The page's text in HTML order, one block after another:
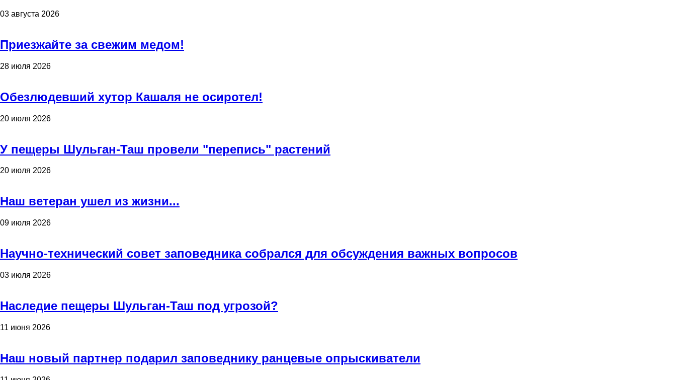
03 августа 2026
Приезжайте за свежим медом!
28 июля 2026
Обезлюдевший хутор Кашаля не осиротел!
20 июля 2026
У пещеры Шульган-Таш провели "перепись" растений
20 июля 2026
Наш ветеран ушел из жизни...
09 июля 2026
Научно-технический совет заповедника собрался для обсуждения важных вопросов
03 июля 2026
Наследие пещеры Шульган-Таш под угрозой?
11 июня 2026
Наш новый партнер подарил заповеднику ранцевые опрыскиватели